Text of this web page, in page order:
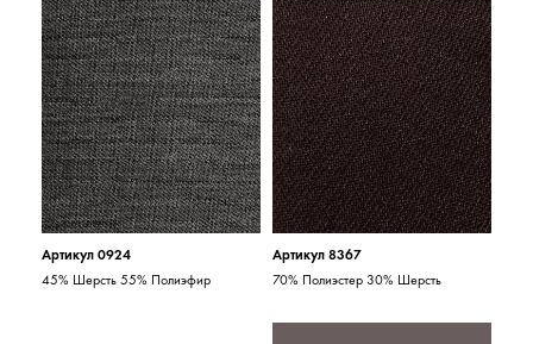
Артикул 0924
45% Шерсть 55% Полиэфир
Артикул 8367
70% Полиэстер 30% Шерсть